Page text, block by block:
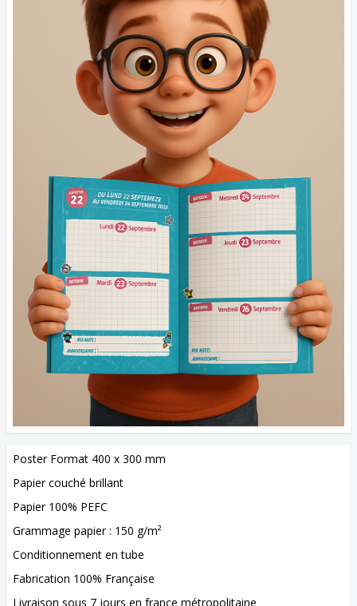
Poster Format 400 x 300 mm
Papier couché brillant
Papier 100% PEFC
Grammage papier : 150 g/m²
Conditionnement en tube
Fabrication 100% Française
Livraison sous 7 jours en france métropolitaine